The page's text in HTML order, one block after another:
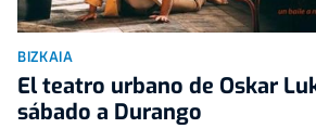
BIZKAIA
El teatro urbano de Oskar
sábado a Durango